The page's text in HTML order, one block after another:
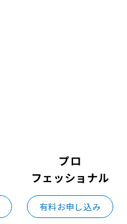
プロ
フェッショナル
有料お申し込み